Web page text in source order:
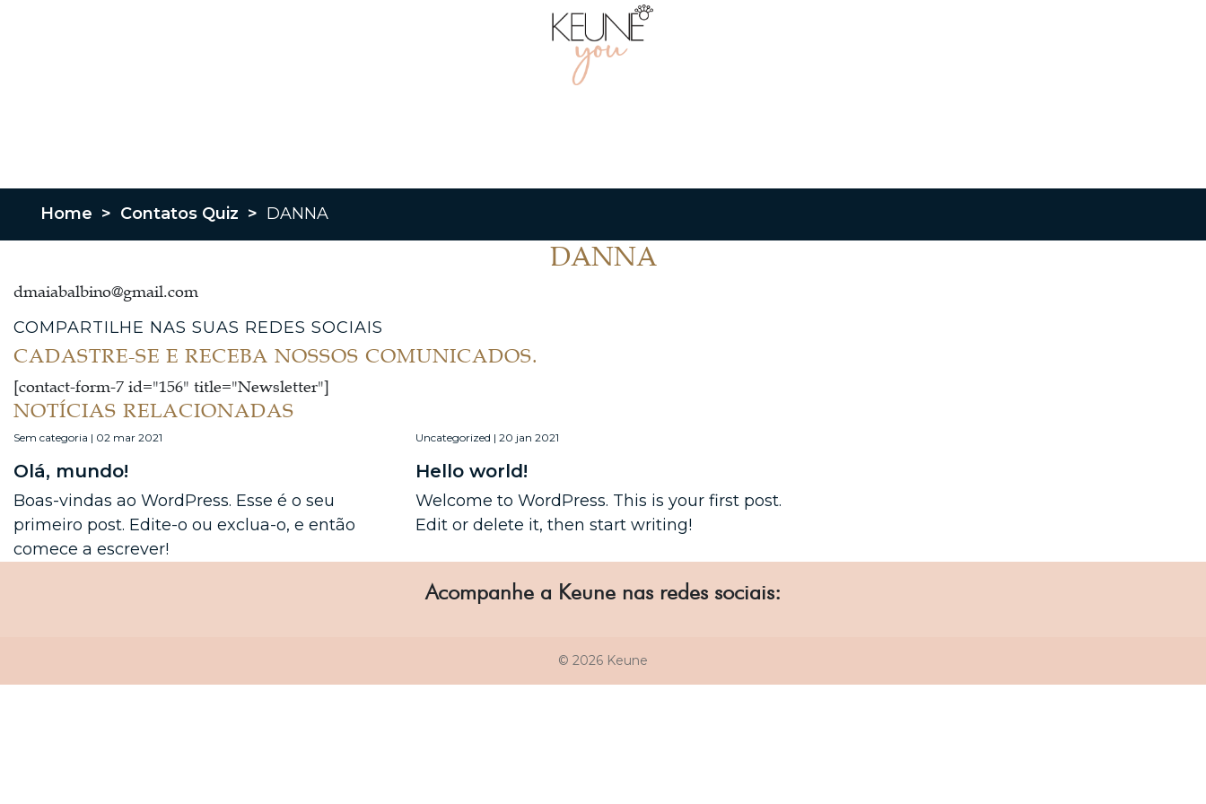
Home > Contatos Quiz > DANNA
DANNA
dmaiabalbino@gmail.com
COMPARTILHE NAS SUAS REDES SOCIAIS
CADASTRE-SE E RECEBA NOSSOS COMUNICADOS.
[contact-form-7 id="156" title="Newsletter"]
NOTÍCIAS RELACIONADAS
Sem categoria | 02 mar 2021
Olá, mundo!
Boas-vindas ao WordPress. Esse é o seu
primeiro post. Edite-o ou exclua-o, e então
comece a escrever!
Uncategorized | 20 jan 2021
Hello world!
Welcome to WordPress. This is your first post.
Edit or delete it, then start writing!
Acompanhe a Keune nas redes sociais:
© 2026 Keune